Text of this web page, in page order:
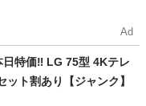
Ad
特価‼️ LG 75型 4Kテレ
ト割あり【ジャンク】